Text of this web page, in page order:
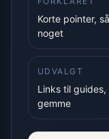
Korte pointer,
noget
UDVALGT
Links til
gemme